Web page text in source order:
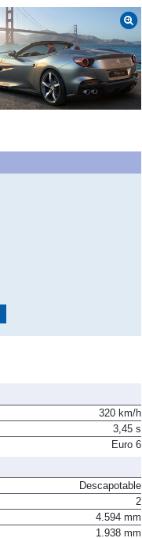
320 km/h
3,45 s
Euro 6
Descapotable
2
4.594 mm
1.938 mm